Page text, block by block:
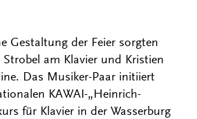
Gestaltung der Feier sorgten
Strobel am Klavier und Kristien
Das Musiker-Paar initiiert
KAWAI-„Heinrich-
für Klavier in der Wasserburg